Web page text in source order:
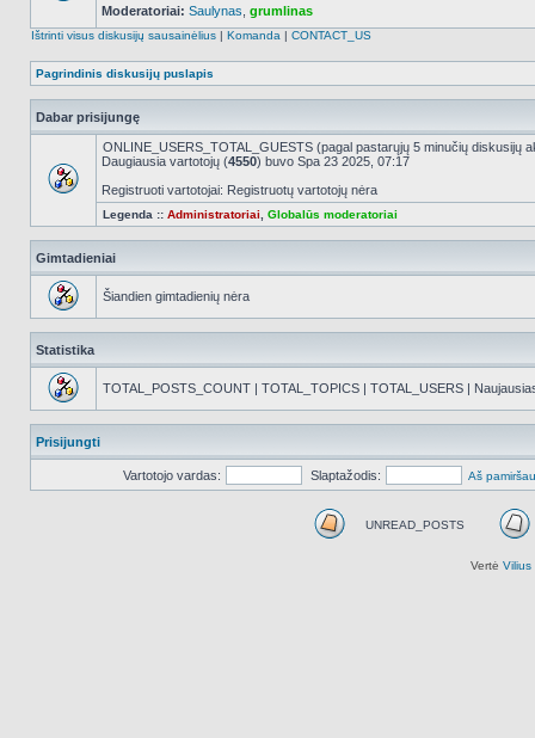
NO_UNREAD_POSTS
Moderatoriai: Saulynas grumlinas
Ištrinti visus diskusijų sausainėlius | Komanda | CONTACT_US
Pagrindinis diskusijų puslapis
Dabar prisijungę
ONLINE_USERS_TOTAL_GUESTS (pagal pastarųjų 5 minučių diskusijų
Daugiausia vartotojų (4550) buvo Spa 23 2025, 07:17
Registruoti vartotojai: Registruotų vartotojų nėra
Legenda :: Administratoriai Globalūs moderatoriai
Gimtadieniai
Šiandien gimtadienių nėra
Statistika
TOTAL_POSTS_COUNT | TOTAL_TOPICS | TOTAL_USERS |
Prisijungti
Vartotojo vardas: Slaptažodis: Aš
UNREAD_POSTS
Vertė Vilius